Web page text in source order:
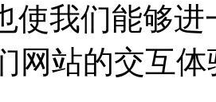
使我们能够进
网站的交互体